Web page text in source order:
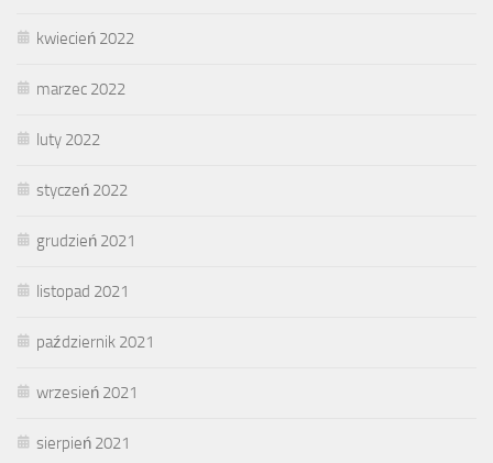
kwiecień 2022
marzec 2022
luty 2022
styczeń 2022
grudzień 2021
listopad 2021
październik 2021
wrzesień 2021
sierpień 2021